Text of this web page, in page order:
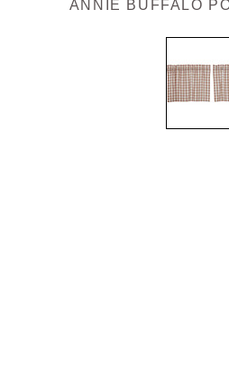
ANNIE BUFFALO